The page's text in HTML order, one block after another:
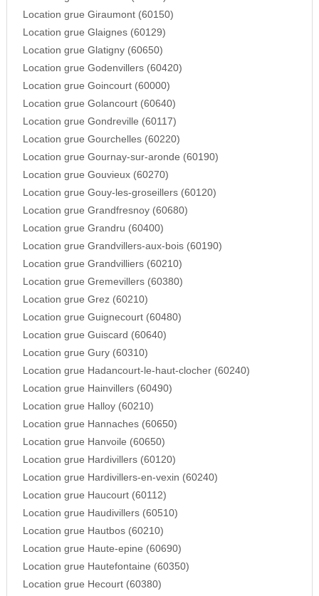
Location grue Giraumont (60150)
Location grue Glaignes (60129)
Location grue Glatigny (60650)
Location grue Godenvillers (60420)
Location grue Goincourt (60000)
Location grue Golancourt (60640)
Location grue Gondreville (60117)
Location grue Gourchelles (60220)
Location grue Gournay-sur-aronde (60190)
Location grue Gouvieux (60270)
Location grue Gouy-les-groseillers (60120)
Location grue Grandfresnoy (60680)
Location grue Grandru (60400)
Location grue Grandvillers-aux-bois (60190)
Location grue Grandvilliers (60210)
Location grue Gremevillers (60380)
Location grue Grez (60210)
Location grue Guignecourt (60480)
Location grue Guiscard (60640)
Location grue Gury (60310)
Location grue Hadancourt-le-haut-clocher (60240)
Location grue Hainvillers (60490)
Location grue Halloy (60210)
Location grue Hannaches (60650)
Location grue Hanvoile (60650)
Location grue Hardivillers (60120)
Location grue Hardivillers-en-vexin (60240)
Location grue Haucourt (60112)
Location grue Haudivillers (60510)
Location grue Hautbos (60210)
Location grue Haute-epine (60690)
Location grue Hautefontaine (60350)
Location grue Hecourt (60380)